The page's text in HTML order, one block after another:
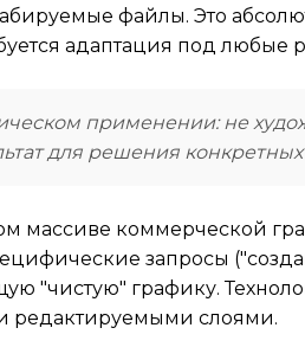
файлы. Это
адаптация под любые
применении: не
для решения конкретных
массиве коммерческой
запросы
"чистую" графику.
редактируемыми слоями.